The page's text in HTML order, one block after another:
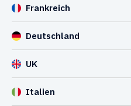
Frankreich
Deutschland
UK
Italien